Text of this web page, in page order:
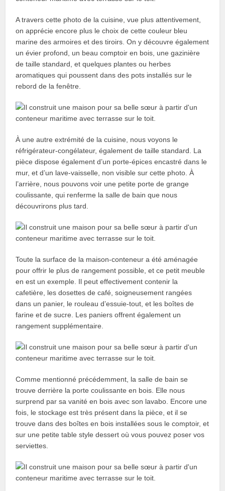
A travers cette photo de la cuisine, vue plus attentivement,
on apprécie encore plus le choix de cette couleur bleu
marine des armoires et des tiroirs. On y découvre également
un évier profond, un beau comptoir en bois, une gazinière
de taille standard, et quelques plantes ou herbes
aromatiques qui poussent dans des pots installés sur le
rebord de la fenêtre.
À une autre extrémité de la cuisine, nous voyons le
réfrigérateur-congélateur, également de taille standard. La
pièce dispose également d’un porte-épices encastré dans le
mur, et d’un lave-vaisselle, non visible sur cette photo. À
l’arrière, nous pouvons voir une petite porte de grange
coulissante, qui renferme la salle de bain que nous
découvrirons plus tard.
Toute la surface de la maison-conteneur a été aménagée
pour offrir le plus de rangement possible, et ce petit meuble
en est un exemple. Il peut effectivement contenir la
cafetière, les dosettes de café, soigneusement rangées
dans un panier, le rouleau d’essuie-tout, et les boîtes de
farine et de sucre. Les paniers offrent également un
rangement supplémentaire.
Comme mentionné précédemment, la salle de bain se
trouve derrière la porte coulissante en bois. Elle nous
surprend par sa vanité en bois avec son lavabo. Encore une
fois, le stockage est très présent dans la pièce, et il se
trouve dans des boîtes en bois installées sous le comptoir, et
sur une petite table style dessert où vous pouvez poser vos
serviettes.